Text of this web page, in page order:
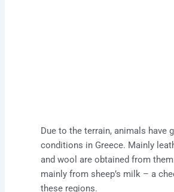
Due to the terrain, animals have
conditions in Greece. Mainly
and wool are obtained from
mainly from sheep’s milk – a
these regions.